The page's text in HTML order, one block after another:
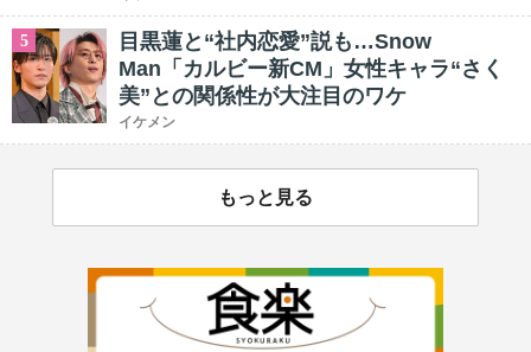
5
目黒蓮と“社内恋愛”説も…Snow
Man「カルビー新CM」女性キャラ“さく
美”との関係性が大注目のワケ
イケメン
もっと見る